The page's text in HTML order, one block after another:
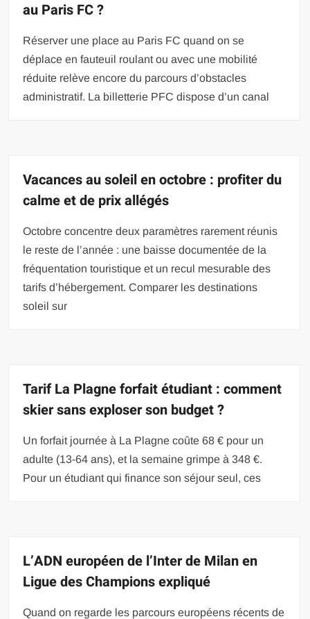
au Paris FC ?
Réserver une place au Paris FC quand on se
déplace en fauteuil roulant ou avec une mobilité
réduite relève encore du parcours d’obstacles
administratif. La billetterie PFC dispose d’un canal
Vacances au soleil en octobre : profiter du
calme et de prix allégés
Octobre concentre deux paramètres rarement réunis
le reste de l’année : une baisse documentée de la
fréquentation touristique et un recul mesurable des
tarifs d’hébergement. Comparer les destinations
soleil sur
Tarif La Plagne forfait étudiant : comment
skier sans exploser son budget ?
Un forfait journée à La Plagne coûte 68 € pour un
adulte (13-64 ans), et la semaine grimpe à 348 €.
Pour un étudiant qui finance son séjour seul, ces
L’ADN européen de l’Inter de Milan en
Ligue des Champions expliqué
Quand on regarde les parcours européens récents de